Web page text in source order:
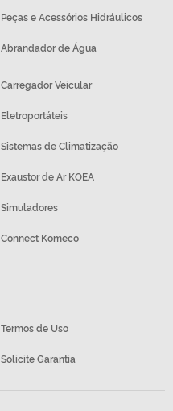
Peças e Acessórios Hidráulicos
Abrandador de Água
Carregador Veicular
Eletroportáteis
Sistemas de Climatização
Exaustor de Ar KOEA
Simuladores
Connect Komeco
Termos de Uso
Solicite Garantia